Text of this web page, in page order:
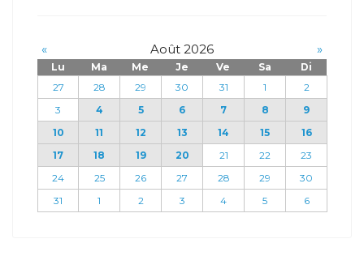
« Août 2026 »
Lu Ma Me Je Ve Sa
Di
27
28 29 30 31 1
2
3
4 5 6 7 8
9
10
11 12 13 14 15
16
17
18 19 20 21 22
23
24
25 26 27 28 29
30
31
1 2 3 4 5 6